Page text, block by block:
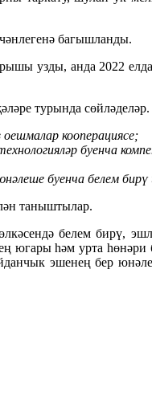
багышланды.
узды, анда 2022 елда
турында
кооперациясе;
буенча
буенча белем
таныштылар.
белем бирү,
югары һәм урта
эшенең бер